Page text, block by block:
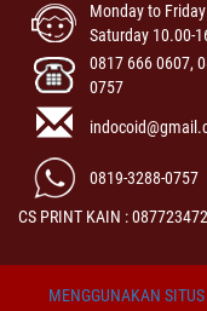
Monday to
Saturday 10.00-
0817 666 0607,
0757
0819-3288-0757
CS PRINT KAIN :
MENGGUNAKAN